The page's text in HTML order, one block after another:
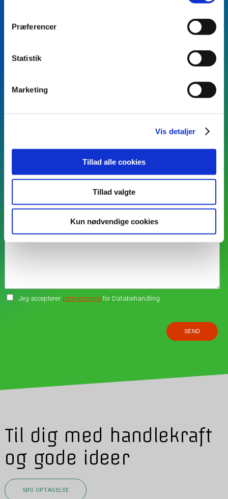
Præferencer
Statistik
Marketing
Vis detaljer
Tillad alle cookies
Tillad valgte
Kun nødvendige cookies
Jeg accepterer betingelsernefor Databehandling
Til dig med handlekraft
og gode ideer
SØG OPTAGELSE